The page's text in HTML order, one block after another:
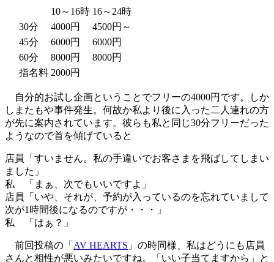
10～16時 16～24時
30分
4000円
4500円～
45分
6000円
6000円
60分
8000円
8000円
指名料 2000円
自分的お試し企画ということでフリーの4000円です。しか
しまたもや事件発生。何故か私より後に入った二人連れの方
が先に案内されています。彼らも私と同じ30分フリーだった
ようなので首を傾げていると
店員「すいません。私の手違いでお客さまを飛ばしてしまい
ました」
私 「まぁ、次でもいいですよ」
店員「いや、それが、予約が入っているのを忘れていまして
次が1時間後になるのですが・・・」
私 「はぁ？」
前回投稿の「 AV HEARTS 」の時同様、私はどうにも店員
さんと相性が悪いみたいですね。「いい子当てますから」と